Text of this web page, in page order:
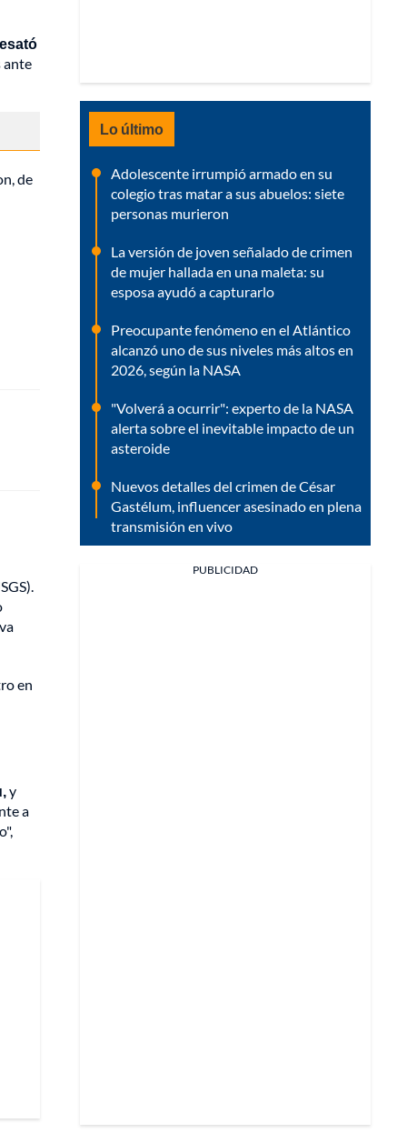
ante
de
en
y
a
Lo último
Adolescente irrumpió armado en su
colegio tras matar a sus abuelos: siete
personas murieron
La versión de joven señalado de crimen
de mujer hallada en una maleta: su
esposa ayudó a capturarlo
Preocupante fenómeno en el Atlántico
alcanzó uno de sus niveles más altos en
2026, según la NASA
"Volverá a ocurrir": experto de la NASA
alerta sobre el inevitable impacto de un
asteroide
Nuevos detalles del crimen de César
Gastélum, influencer asesinado en plena
transmisión en vivo
PUBLICIDAD